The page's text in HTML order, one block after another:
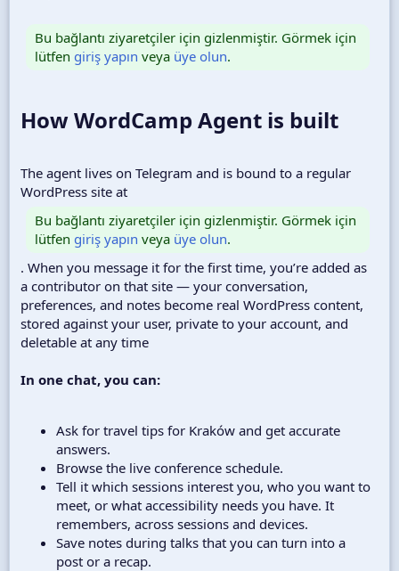
Bu bağlantı ziyaretçiler için gizlenmiştir. Görmek için
lütfen giriş yapın veya üye olun.
How WordCamp Agent is built​
The agent lives on Telegram and is bound to a regular
WordPress site at
Bu bağlantı ziyaretçiler için gizlenmiştir. Görmek için
lütfen giriş yapın veya üye olun.
. When you message it for the first time, you’re added as
a contributor on that site — your conversation,
preferences, and notes become real WordPress content,
stored against your user, private to your account, and
deletable at any time
In one chat, you can:
Ask for travel tips for Kraków and get accurate
answers.
Browse the live conference schedule.
Tell it which sessions interest you, who you want to
meet, or what accessibility needs you have. It
remembers, across sessions and devices.
Save notes during talks that you can turn into a
post or a recap.